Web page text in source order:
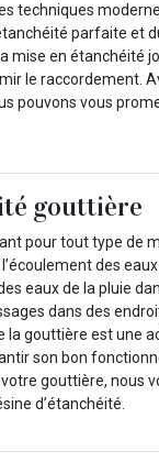
techniques
parfaite et
mise en étanchéité
le raccordement.
pouvons vous
gouttière
pour tout type de
des
eaux de la pluie
dans des
la gouttière est une
son bon
gouttière, nous
d’étanchéité.